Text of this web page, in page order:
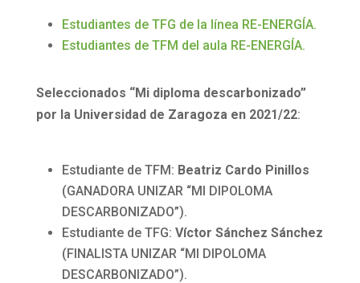
Estudiantes de TFG de la línea RE-ENERGÍA.
Estudiantes de TFM del aula RE-ENERGÍA.
Seleccionados “Mi diploma descarbonizado”
por la Universidad de Zaragoza en 2021/22:
Estudiante de TFM: Beatriz Cardo Pinillos
(GANADORA UNIZAR “MI DIPOLOMA
DESCARBONIZADO”).
Estudiante de TFG: Víctor Sánchez Sánchez
(FINALISTA UNIZAR “MI DIPOLOMA
DESCARBONIZADO”).